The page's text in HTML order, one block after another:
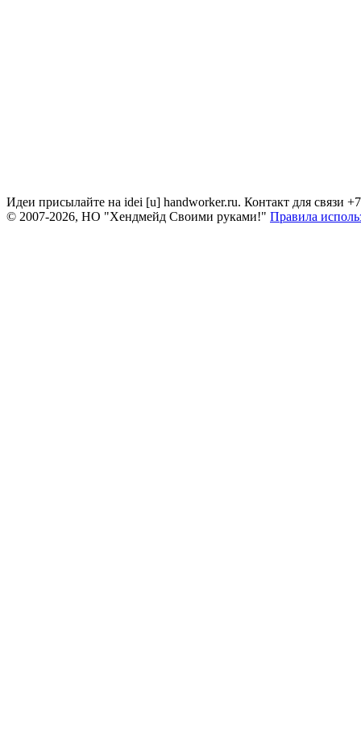
Идеи присылайте на idei [u] handworker.ru. Контакт для связи
© 2007-2026, НО "Хендмейд Своими руками!" Правила